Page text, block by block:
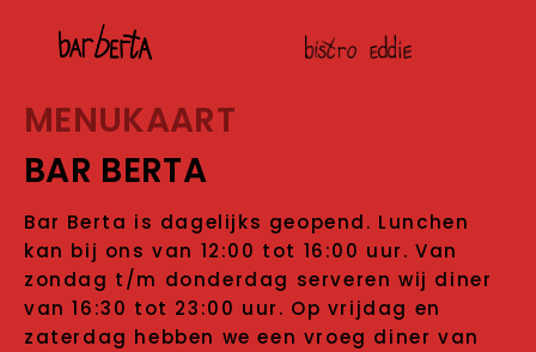
MENUKAART
BAR BERTA
Bar Berta is dagelijks geopend. Lunchen
kan bij ons van 12:00 tot 16:00 uur. Van
zondag t/m donderdag serveren wij diner
van 16:30 tot 23:00 uur. Op vrijdag en
zaterdag hebben we een vroeg diner van